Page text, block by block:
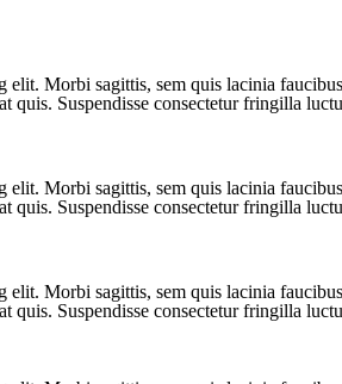
elit. Morbi sagittis, sem quis lacinia
quis. Suspendisse consectetur fringilla
elit. Morbi sagittis, sem quis lacinia
quis. Suspendisse consectetur fringilla
elit. Morbi sagittis, sem quis lacinia
quis. Suspendisse consectetur fringilla